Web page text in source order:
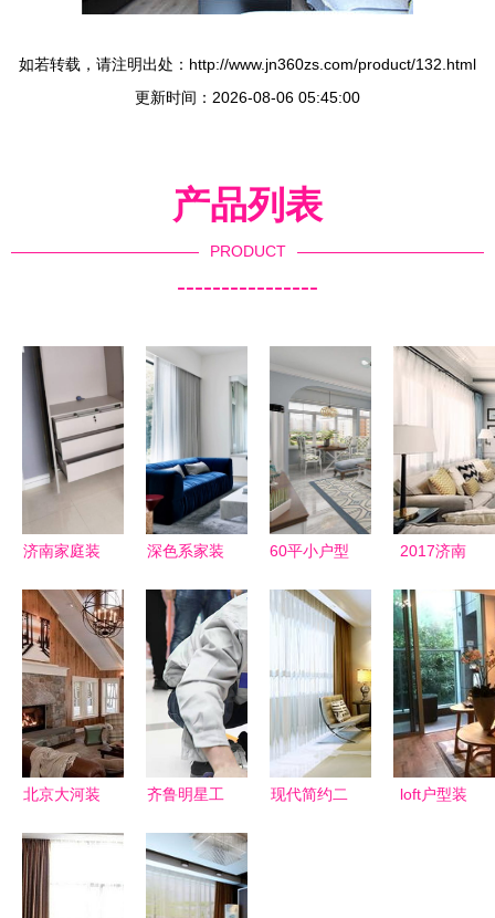
如若转载，请注明出处：http://www.jn360zs.com/product/132.html
更新时间：2026-08-06 05:45:00
产品列表
PRODUCT
----------------
济南家庭装
别甲醛污染
源头，高效
选择除甲醛
服务
深色系家装
世纪宏达健
康环保家装
的不凡魅力
60平小户型
台，设计效
果让人惊
艳，堪比小
别墅了——
济南家庭装
修的智慧
2017济南
约风格装修
效果图大全
打造现代舒
适家居
北京大河装
庭装修的专
齐鲁明星工
水暖工技能
大赛在济南
现代简约二
loft户型装